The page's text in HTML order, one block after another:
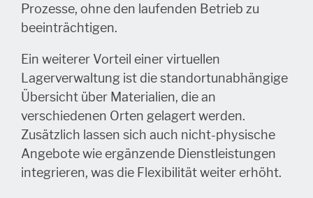
Prozesse, ohne den laufenden Betrieb zu
beeinträchtigen.
Ein weiterer Vorteil einer virtuellen
Lagerverwaltung ist die standortunabhängige
Übersicht über Materialien, die an
verschiedenen Orten gelagert werden.
Zusätzlich lassen sich auch nicht-physische
Angebote wie ergänzende Dienstleistungen
integrieren, was die Flexibilität weiter erhöht.